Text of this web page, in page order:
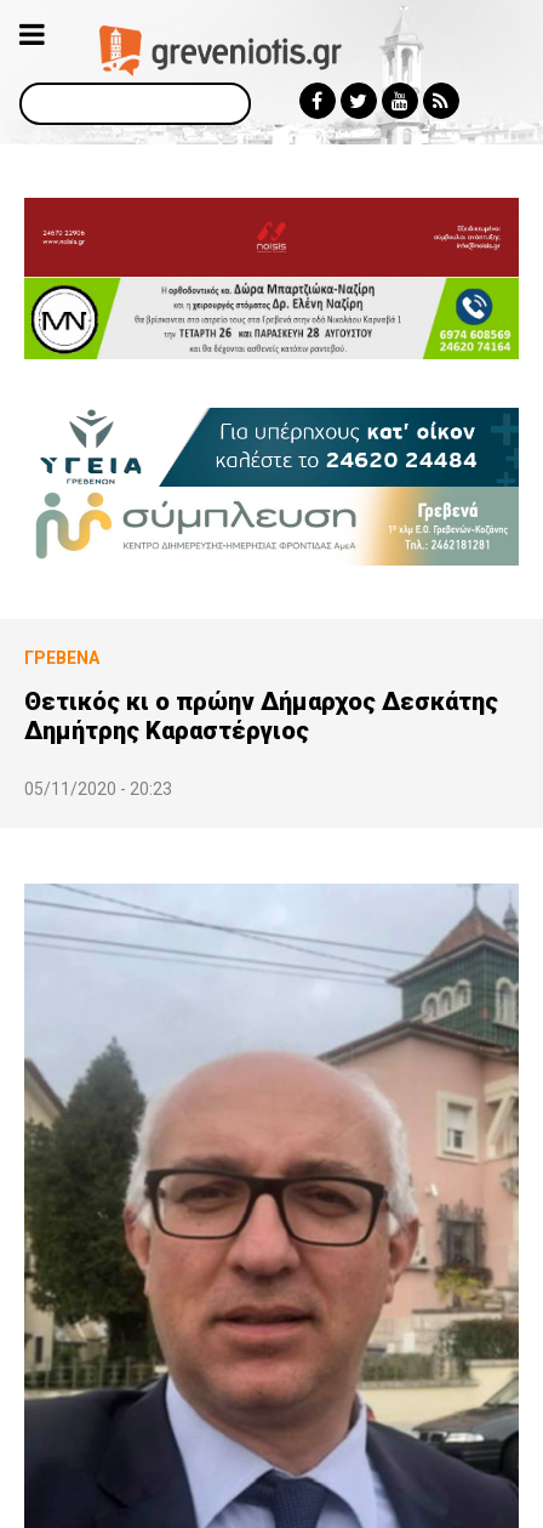
Αναζήτηση
ΓΡΕΒΕΝΆ
Θετικός κι ο πρώην Δήμαρχος Δεσκάτης
Δημήτρης Καραστέργιος
05/11/2020 - 20:23